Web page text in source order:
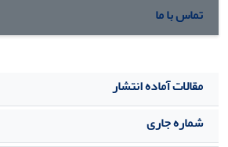
تماس با ما
مقالات آماده انتشار
شماره جاری